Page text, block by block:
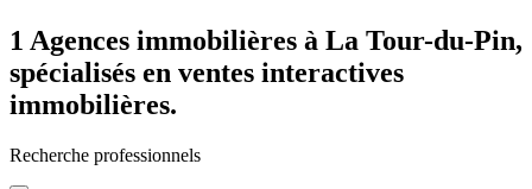
1 Agences immobilières à La Tour-du-Pin,
spécialisés en ventes interactives
immobilières.
Recherche professionnels